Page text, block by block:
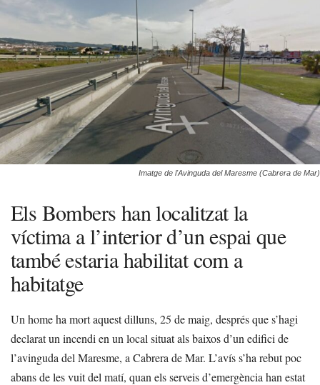
Imatge de l'Avinguda del Maresme (Cabrera de Mar)
Els Bombers han localitzat la
víctima a l’interior d’un espai que
també estaria habilitat com a
habitatge
Un home ha mort aquest dilluns, 25 de maig, després que s’hagi
declarat un incendi en un local situat als baixos d’un edifici de
l’avinguda del Maresme, a Cabrera de Mar. L’avís s’ha rebut poc
abans de les vuit del matí, quan els serveis d’emergència han estat